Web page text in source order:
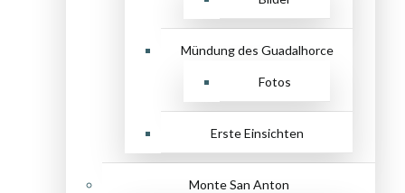
Mündung des Guadalhorce
Fotos
Erste Einsichten
Monte San Anton